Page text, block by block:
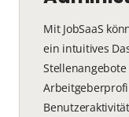
Mit JobSaaS
ein intuitives